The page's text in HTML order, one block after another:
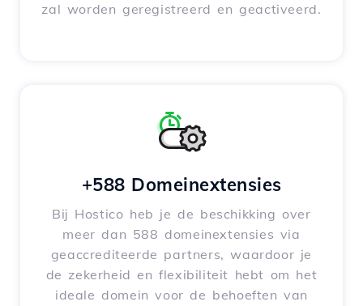
zal worden geregistreerd en geactiveerd.
+588 Domeinextensies
Bij Hostico heb je de beschikking over
meer dan 588 domeinextensies via
geaccrediteerde partners, waardoor je
de zekerheid en flexibiliteit hebt om het
ideale domein voor de behoeften van